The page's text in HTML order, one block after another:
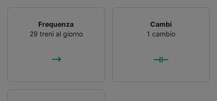
Frequenza
29 treni al giorno
Cambi
1 cambio